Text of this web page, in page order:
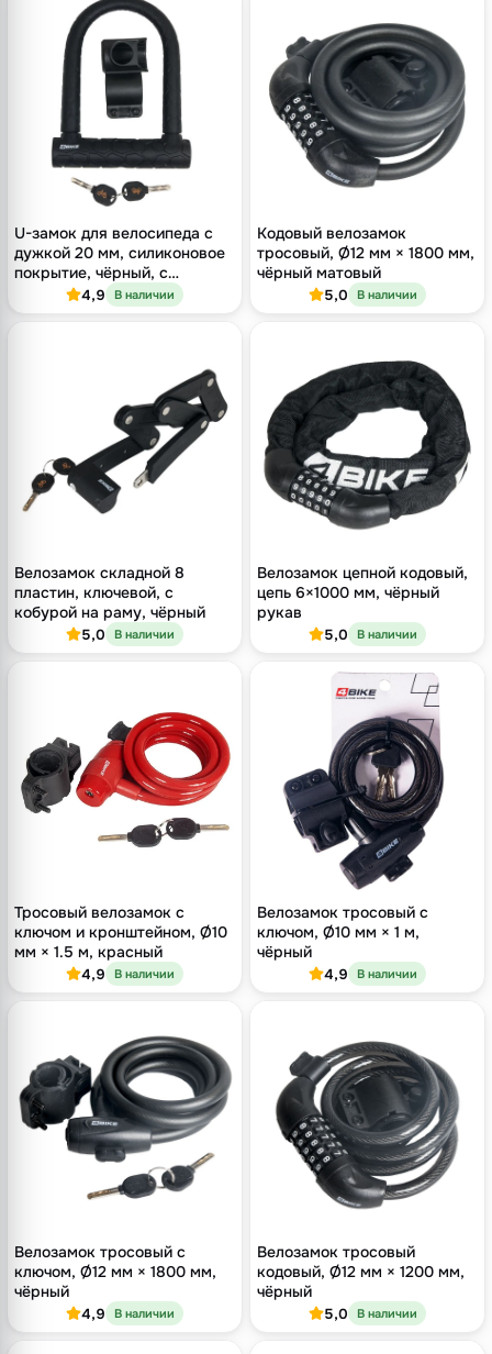
U-замок для велосипеда с
дужкой 20 мм, силиконовое
покрытие, чёрный, с
кронштейном
4,9 В наличии
Кодовый велозамок
тросовый, Ø12 мм × 1800 мм,
чёрный матовый
5,0 В наличии
Велозамок складной 8
пластин, ключевой, с
кобурой на раму, чёрный
5,0 В наличии
Велозамок цепной кодовый,
цепь 6×1000 мм, чёрный
рукав
5,0 В наличии
Тросовый велозамок с
ключом и кронштейном, Ø10
мм × 1.5 м, красный
4,9 В наличии
Велозамок тросовый с
ключом, Ø10 мм × 1 м,
чёрный
4,9 В наличии
Велозамок тросовый с
ключом, Ø12 мм × 1800 мм,
чёрный
4,9 В наличии
Велозамок тросовый
кодовый, Ø12 мм × 1200 мм,
чёрный
5,0 В наличии